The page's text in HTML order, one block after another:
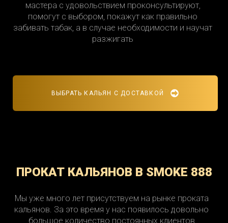
мастера с удовольствием проконсультируют,
помогут с выбором, покажут как правильно
забивать табак, а в случае необходимости и научат
разжигать
ВЫБРАТЬ КАЛЬЯН С ДОСТАВКОЙ
ПРОКАТ КАЛЬЯНОВ В SMOKE 888
Мы уже много лет присутствуем на рынке проката
кальянов. За это время у нас появилось довольно
большое количество постоянных клиентов